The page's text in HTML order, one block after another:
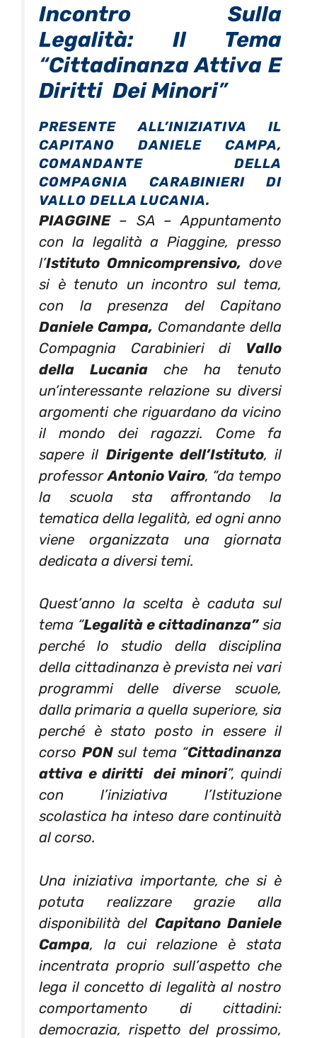
Incontro Sulla
Legalità: Il Tema
“Cittadinanza Attiva E
Diritti Dei Minori”
PRESENTE ALL’INIZIATIVA IL
CAPITANO DANIELE CAMPA,
COMANDANTE DELLA
COMPAGNIA CARABINIERI DI
VALLO DELLA LUCANIA.
PIAGGINE – SA – Appuntamento
con la legalità a Piaggine, presso
l’Istituto Omnicomprensivo, dove
si è tenuto un incontro sul tema,
con la presenza del Capitano
Daniele Campa, Comandante della
Compagnia Carabinieri di Vallo
della Lucania che ha tenuto
un’interessante relazione su diversi
argomenti che riguardano da vicino
il mondo dei ragazzi. Come fa
sapere il Dirigente dell’Istituto, il
professorAntonio Vairo, “da tempo
la scuola sta affrontando la
tematica della legalità, ed ogni anno
viene organizzata una giornata
dedicata a diversi temi.
Quest’anno la scelta è caduta sul
tema “Legalità e cittadinanza”sia
perché lo studio della disciplina
della cittadinanza è prevista nei vari
programmi delle diverse scuole,
dalla primaria a quella superiore, sia
perché è stato posto in essere il
corso PON sul tema “Cittadinanza
attiva e diritti dei minori”, quindi
con l’iniziativa l’Istituzione
scolastica ha inteso dare continuità
al corso.
Una iniziativa importante, che si è
potuta realizzare grazie alla
disponibilità del Capitano Daniele
Campa, la cui relazione è stata
incentrata proprio sull’aspetto che
lega il concetto di legalità al nostro
comportamento di cittadini:
democrazia, rispetto del prossimo,